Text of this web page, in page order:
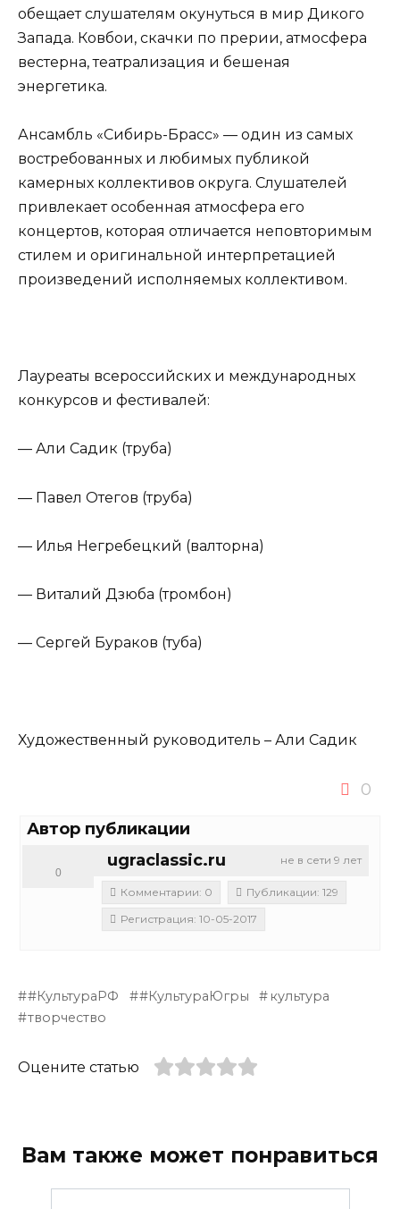
обещает слушателям окунуться в мир Дикого
Запада. Ковбои, скачки по прерии, атмосфера
вестерна, театрализация и бешеная
энергетика.
Ансамбль «Сибирь-Брасс» — один из самых
востребованных и любимых публикой
камерных коллективов округа. Слушателей
привлекает особенная атмосфера его
концертов, которая отличается неповторимым
стилем и оригинальной интерпретацией
произведений исполняемых коллективом.
Лауреаты всероссийских и международных
конкурсов и фестивалей:
— Али Садик (труба)
— Павел Отегов (труба)
— Илья Негребецкий (валторна)
— Виталий Дзюба (тромбон)
— Сергей Бураков (туба)
Художественный руководитель – Али Садик
0
Автор публикации
не в сети 9 лет
ugraclassic.ru
0
Комментарии: 0
Публикации: 129
Регистрация: 10-05-2017
#КультураРФ #КультураЮгры
культура
творчество
Оцените статью
Вам также может понравиться